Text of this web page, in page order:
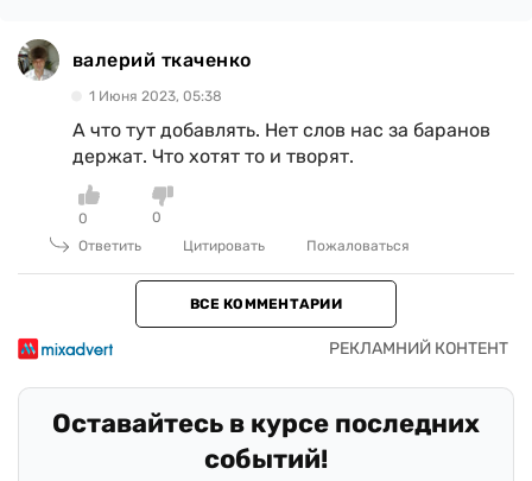
валерий ткаченко
1 Июня 2023, 05:38
А что тут добавлять. Нет слов нас за баранов
держат. Что хотят то и творят.
0
0
Ответить
Цитировать Пожаловаться
ВСЕ КОММЕНТАРИИ
Оставайтесь в курсе последних
событий!